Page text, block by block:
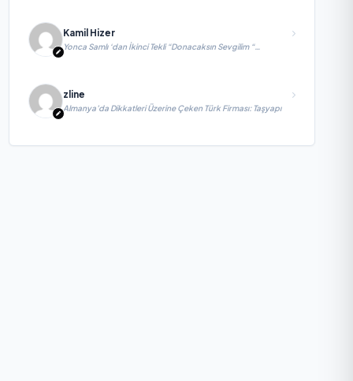
Kamil Hizer
Yonca Samlı ‘dan İkinci Tekli “Donacaksın Sevgilim “
yayımlandı
zline
Almanya’da Dikkatleri Üzerine Çeken Türk Firması: Taşyapı